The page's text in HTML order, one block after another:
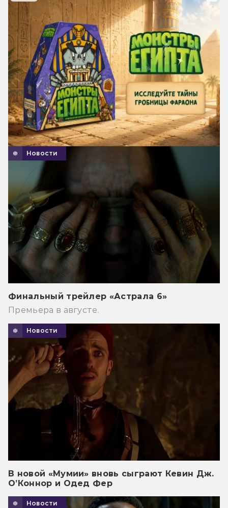
Новости
Финальный трейлер «Астрала 6»
Премьера в августе.
Новости
В новой «Мумии» вновь сыграют Кевин Дж.
О’Коннор и Одед Фер
Новости